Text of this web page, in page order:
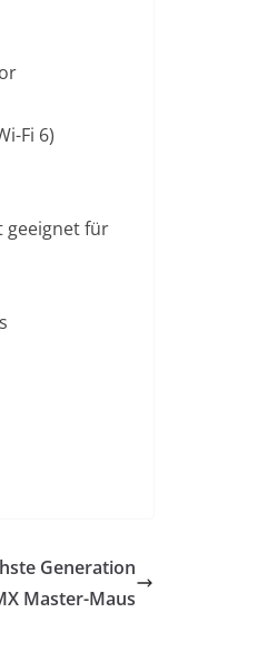
Fi 6)
geeignet für
Generation
Master-Maus